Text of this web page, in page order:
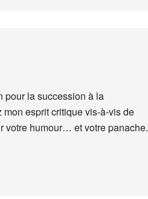
pour la succession à la
esprit critique vis-à-vis de
votre humour… et votre panache.